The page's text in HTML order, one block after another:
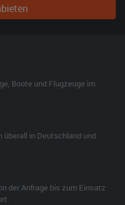
Boote und Flugzeuge im
überall in Deutschland und
der Anfrage bis zum Einsatz